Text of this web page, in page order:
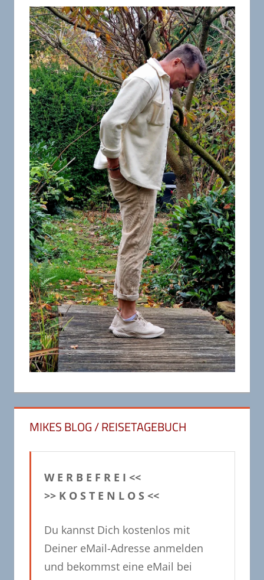
MIKES BLOG / REISETAGEBUCH
W E R B E F R E I <<
>> K O S T E N L O S <<
Du kannst Dich kostenlos mit
Deiner eMail-Adresse anmelden
und bekommst eine eMail bei